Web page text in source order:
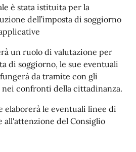
è stata istituita per la
dell’imposta di soggiorno
un ruolo di valutazione per
di soggiorno, le sue eventuali
da tramite con gli
confronti della cittadinanza.
elaborerà le eventuali linee di
del Consiglio